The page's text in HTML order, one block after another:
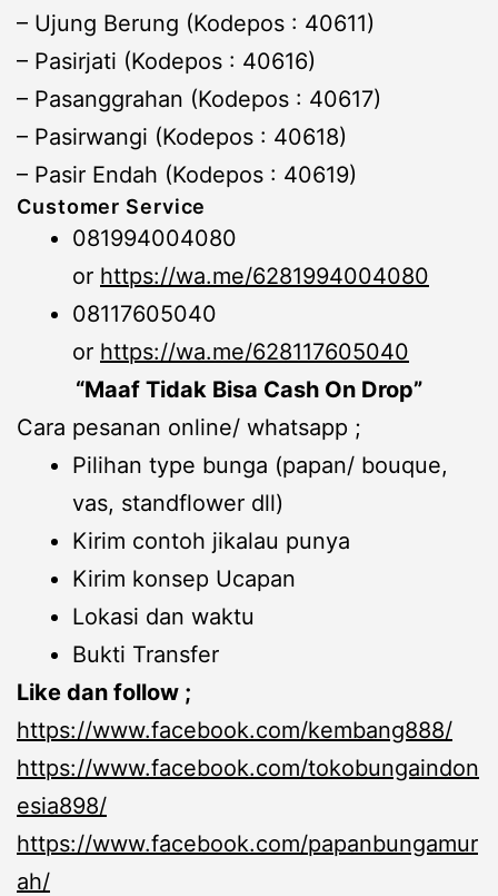
– Ujung Berung (Kodepos : 40611)
– Pasirjati (Kodepos : 40616)
– Pasanggrahan (Kodepos : 40617)
– Pasirwangi (Kodepos : 40618)
– Pasir Endah (Kodepos : 40619)
Customer Service
081994004080
or https://wa.me/6281994004080
08117605040
or https://wa.me/628117605040
“Maaf Tidak Bisa Cash On Drop”
Cara pesanan online/ whatsapp ;
Pilihan type bunga (papan/ bouque,
vas, standflower dll)
Kirim contoh jikalau punya
Kirim konsep Ucapan
Lokasi dan waktu
Bukti Transfer
Like dan follow ;
https://www.facebook.com/kembang888/
https://www.facebook.com/tokobungaindon
esia898/
https://www.facebook.com/papanbungamur
ah/